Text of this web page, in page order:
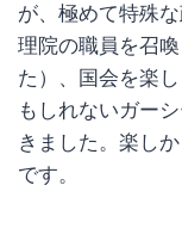
が、極めて特殊
理院の職員を召
た）、国会を楽
もしれないガー
きました。楽し
です。